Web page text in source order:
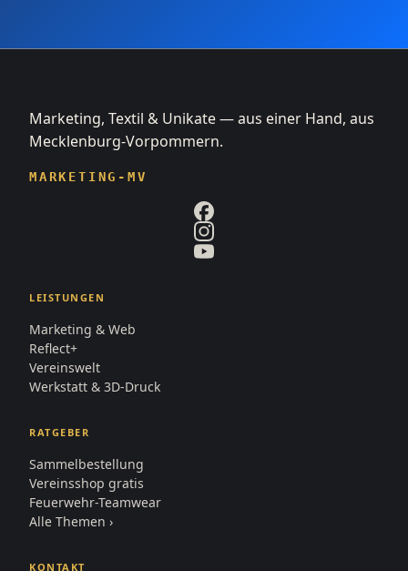
Marketing, Textil & Unikate — aus einer Hand, aus
Mecklenburg-Vorpommern.
MARKETING-MV
LEISTUNGEN
Marketing & Web
Reflect+
Vereinswelt
Werkstatt & 3D-Druck
RATGEBER
Sammelbestellung
Vereinsshop gratis
Feuerwehr-Teamwear
Alle Themen ›
KONTAKT